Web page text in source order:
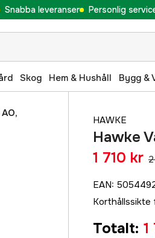
Snabba leveranser Personlig
Skog Hem & Hushåll Bygg &
HAWKE
Hawke
1 710 kr
EAN:
Korthållssikte
Totalt: 1